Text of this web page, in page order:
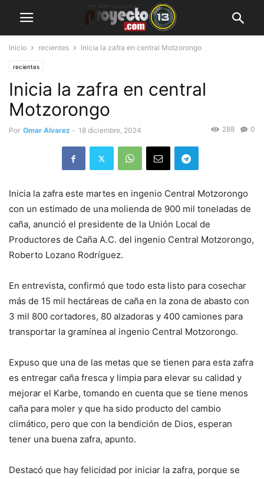
Inicio recientes Inicia la zafra en central Motzorongo
recientes
Inicia la zafra en central
Motzorongo
Por Omar Alvarez - 18 diciembre, 2024 0
288
Inicia la zafra este martes en ingenio Central Motzorongo
con un estimado de una molienda de 900 mil toneladas de
caña, anunció el presidente de la Unión Local de
Productores de Caña A.C. del ingenio Central Motzorongo,
Roberto Lozano Rodríguez.
En entrevista, confirmó que todo esta listo para cosechar
más de 15 mil hectáreas de caña en la zona de abasto con
3 mil 800 cortadores, 80 alzadoras y 400 camiones para
transportar la gramínea al ingenio Central Motzorongo.
Expuso que una de las metas que se tienen para esta zafra
es entregar caña fresca y limpia para elevar su calidad y
mejorar el Karbe, tomando en cuenta que se tiene menos
caña para moler y que ha sido producto del cambio
climático, pero que con la bendición de Dios, esperan
tener una buena zafra, apunto.
Destacó que hay felicidad por iniciar la zafra, porque se